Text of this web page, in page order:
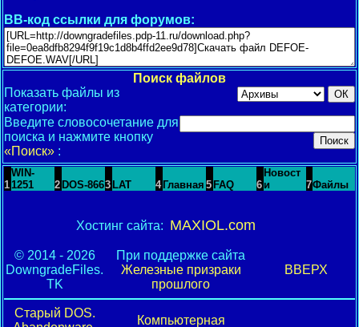
BB-код ссылки для форумов:
Поиск файлов
Показать файлы из
категории:
Введите словосочетание для
поиска и нажмите кнопку
«Поиск» :
1
WIN-
1251
2 DOS-8663 LAT 4 Главная 5 FAQ 6
Новост
и
7Файлы
Хостинг сайта: MAXIOL.com
© 2014 - 2026
DowngradeFiles.
TK
При поддержке сайта
Железные призраки
прошлого
ВВЕРХ
Старый DOS.
Компьютерная